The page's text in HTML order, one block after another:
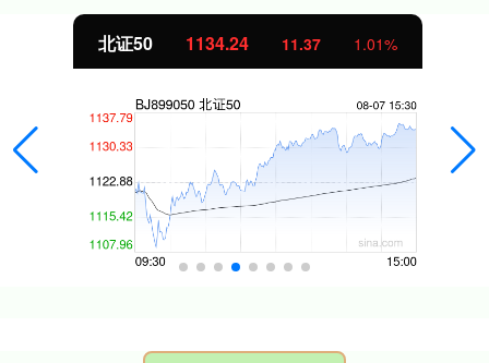
北证50 1134.24 11.37 1.01%